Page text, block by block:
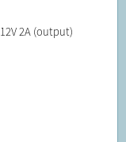
2A (output)